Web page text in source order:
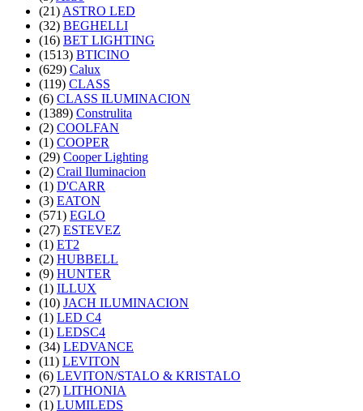
(21) ASTRO LED
(32) BEGHELLI
(16) BET LIGHTING
(1513) BTICINO
(629) Calux
(119) CLASS
(6) CLASS ILUMINACION
(1389) Construlita
(2) COOLFAN
(1) COOPER
(29) Cooper Lighting
(2) Crail Iluminacion
(1) D'CARR
(3) EATON
(571) EGLO
(27) ESTEVEZ
(1) ET2
(2) HUBBELL
(9) HUNTER
(1) ILLUX
(10) JACH ILUMINACION
(1) LED C4
(1) LEDSC4
(34) LEDVANCE
(11) LEVITON
(6) LEVITON/STALO & KRISTALO
(27) LITHONIA
(1) LUMILEDS